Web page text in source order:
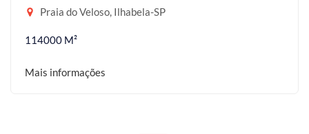
Praia do Veloso, Ilhabela-SP
114000 M²
Mais informações